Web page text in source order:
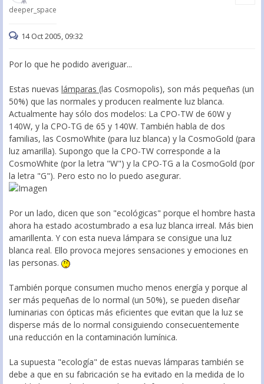
deeper_space
14 Oct 2005, 09:32
Por lo que he podido averiguar...
Estas nuevas lámparas (las Cosmopolis), son más pequeñas (un
50%) que las normales y producen realmente luz blanca.
Actualmente hay sólo dos modelos: La CPO-TW de 60W y
140W, y la CPO-TG de 65 y 140W. También habla de dos
familias, las CosmoWhite (para luz blanca) y la CosmoGold (para
luz amarilla). Supongo que la CPO-TW corresponde a la
CosmoWhite (por la letra "W") y la CPO-TG a la CosmoGold (por
la letra "G"). Pero esto no lo puedo asegurar.
Por un lado, dicen que son "ecológicas" porque el hombre hasta
ahora ha estado acostumbrado a esa luz blanca irreal. Más bien
amarillenta. Y con esta nueva lámpara se consigue una luz
blanca real. Ello provoca mejores sensaciones y emociones en
las personas.
También porque consumen mucho menos energía y porque al
ser más pequeñas de lo normal (un 50%), se pueden diseñar
luminarias con ópticas más eficientes que evitan que la luz se
disperse más de lo normal consiguiendo consecuentemente
una reducción en la contaminación lumínica.
La supuesta "ecología" de estas nuevas lámparas también se
debe a que en su fabricación se ha evitado en la medida de lo